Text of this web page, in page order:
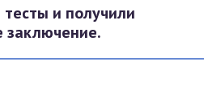
и получили
заключение.